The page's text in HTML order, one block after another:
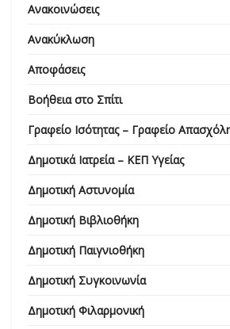
Ανακοινώσεις
Ανακύκλωση
Αποφάσεις
Βοήθεια στο Σπίτι
Γραφείο Ισότητας – Γραφείο
Δημοτικά Ιατρεία – ΚΕΠ Υγείας
Δημοτική Αστυνομία
Δημοτική Βιβλιοθήκη
Δημοτική Παιγνιοθήκη
Δημοτική Συγκοινωνία
Δημοτική Φιλαρμονική